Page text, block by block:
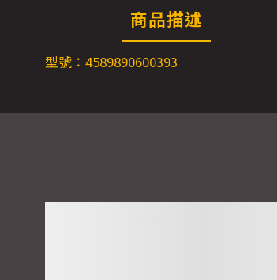
商品描述
型號：4589890600393